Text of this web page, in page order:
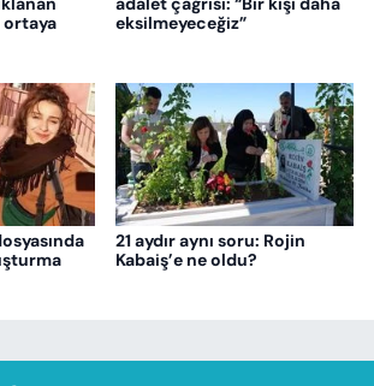
ortaya
eksilmeyeceğiz”
21 aydır aynı soru: Rojin
Kabaiş’e ne oldu?